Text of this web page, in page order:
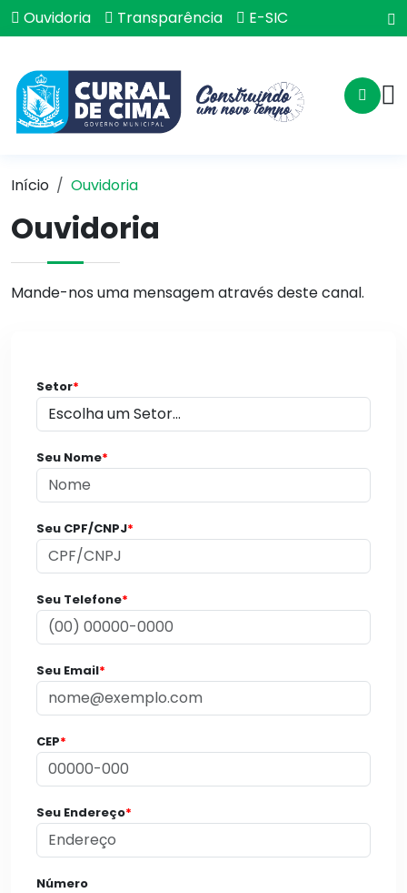
Ouvidoria Transparência E-SIC
Início Ouvidoria
Ouvidoria
Mande-nos uma mensagem através deste canal.
Setor*
Seu Nome*
Seu CPF/CNPJ*
Seu Telefone*
Seu Email*
CEP*
Seu Endereço*
Número